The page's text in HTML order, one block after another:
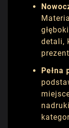
detali,
Pełna